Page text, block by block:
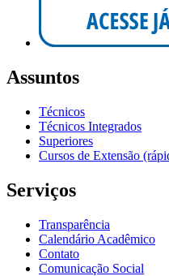
Assuntos
Técnicos
Técnicos Integrados
Superiores
Cursos de Extensão
Serviços
Transparência
Calendário Acadêmico
Contato
Comunicação Social